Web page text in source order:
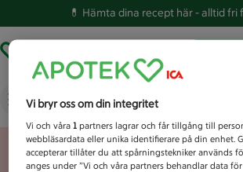
💊 Hämta dina recept här -alltid fri
Vad letar du efter idag?
Unknown error
Vi bryr oss om din integritet
Vi och våra1 partners lagrar och får tillgång till
webbläsardata eller unika identifierare på din enhet.
accepterar tillåter du att spårningstekniker används
anges under ”Vi och våra partners behandlar data